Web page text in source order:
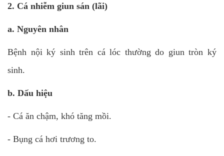
2. Cá nhiễm giun sán (lãi)
a. Nguyên nhân
Bệnh nội ký sinh trên cá lóc thường do giun tròn ký
sinh.
b. Dấu hiệu
- Cá ăn chậm, khó tăng mồi.
- Bụng cá hơi trương to.